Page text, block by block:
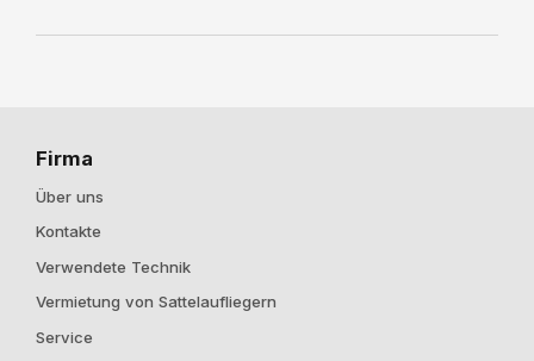
Firma
Über uns
Kontakte
Verwendete Technik
Vermietung von Sattelaufliegern
Service